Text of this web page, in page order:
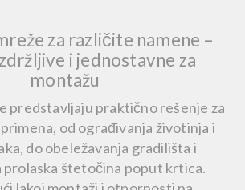
za različite namene –
i jednostavne za
montažu
predstavljaju praktično rešenje za
od ograđivanja životinja i
do obeležavanja gradilišta i
prolaska štetočina poput krtica.